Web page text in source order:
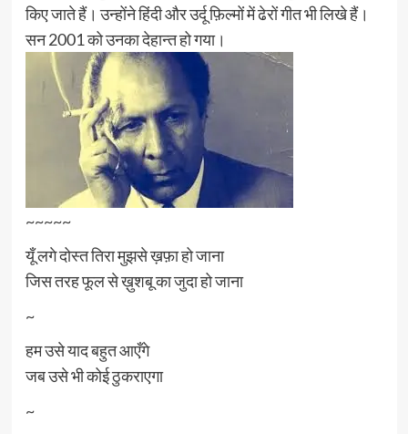
किए जाते हैं। उन्होंने हिंदी और उर्दू फ़िल्मों में ढेरों गीत भी लिखे हैं।
सन 2001 को उनका देहान्त हो गया।
~~~~~
यूँ लगे दोस्त तिरा मुझसे ख़फ़ा हो जाना
जिस तरह फूल से ख़ुशबू का जुदा हो जाना
~
हम उसे याद बहुत आएँगे
जब उसे भी कोई ठुकराएगा
~